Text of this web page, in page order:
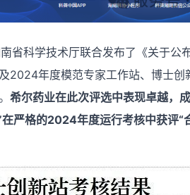
省科学技术厅联合发布了《关于公
2024年度模范专家工作站、博士
希尔药业在此次评选中表现卓越，
严格的2024年度运行考核中获评“